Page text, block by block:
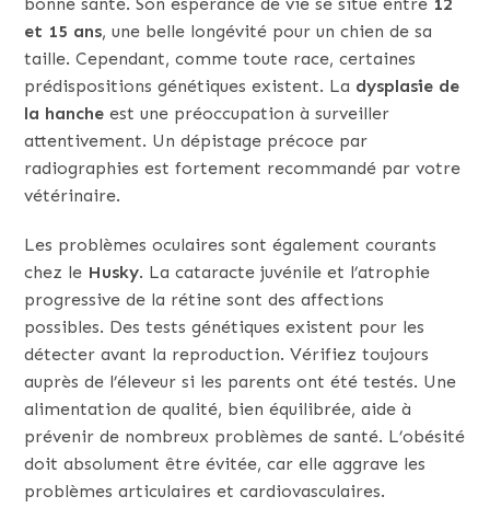
et 15 ans, une belle longévité pour un chien de sa
taille. Cependant, comme toute race, certaines
prédispositions génétiques existent. La dysplasie de
la hanche est une préoccupation à surveiller
attentivement. Un dépistage précoce par
radiographies est fortement recommandé par votre
vétérinaire.
Les problèmes oculaires sont également courants
chez le Husky. La cataracte juvénile et l’atrophie
progressive de la rétine sont des affections
possibles. Des tests génétiques existent pour les
détecter avant la reproduction. Vérifiez toujours
auprès de l’éleveur si les parents ont été testés. Une
alimentation de qualité, bien équilibrée, aide à
prévenir de nombreux problèmes de santé. L’obésité
doit absolument être évitée, car elle aggrave les
problèmes articulaires et cardiovasculaires.